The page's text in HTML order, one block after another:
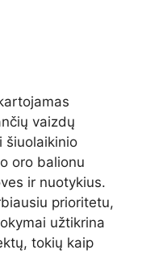
vaizdų
šiuolaikinio
oro balionu
ir nuotykius.
prioritetu,
užtikrina
tokių kaip